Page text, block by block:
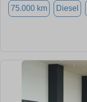
75.000 km Diesel